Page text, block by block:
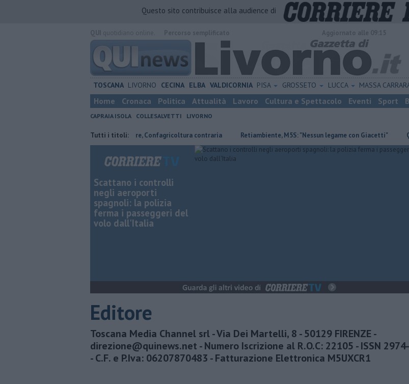
Questo sito contribuisce alla audience di
TOSCANA LIVORNO CECINA ELBA VALDICORNIA PISA GROSSETO LUCCA MASSA
Home Cronaca Politica Attualità Lavoro Cultura e Spettacolo Eventi Sport
CAPRAIA ISOLA COLLESALVETTI LIVORNO
Tutti i titoli:
Parco eolico in mare, Confagricoltura contraria Retiambiente, M5S: "Nessun legame con Giacetti"
Scattano i controlli
negli aeroporti
spagnoli: la polizia
ferma i passeggeri del
volo dall'Italia
Editore
Toscana Media Channel srl - Via Dei Martelli, 8 - 50129 FIRENZE -
direzione@quinews.net - Numero Iscrizione al R.O.C: 22105 - ISSN
- C.F. e P.Iva: 06207870483 - Fatturazione Elettronica M5UXCR1